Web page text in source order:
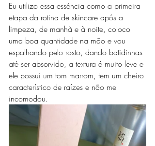
Eu utilizo essa essência como a primeira
etapa da rotina de skincare após a
limpeza, de manhã e à noite, coloco
uma boa quantidade na mão e vou
espalhando pelo rosto, dando batidinhas
até ser absorvido, a textura é muito leve e
ele possui um tom marrom, tem um cheiro
característico de raízes e não me
incomodou.